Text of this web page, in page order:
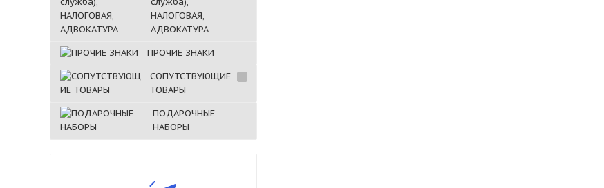
НАЛОГОВАЯ,
АДВОКАТУРА
ПРОЧИЕ ЗНАКИ
СОПУТСТВУЮЩИЕ
ТОВАРЫ
ПОДАРОЧНЫЕ
НАБОРЫ